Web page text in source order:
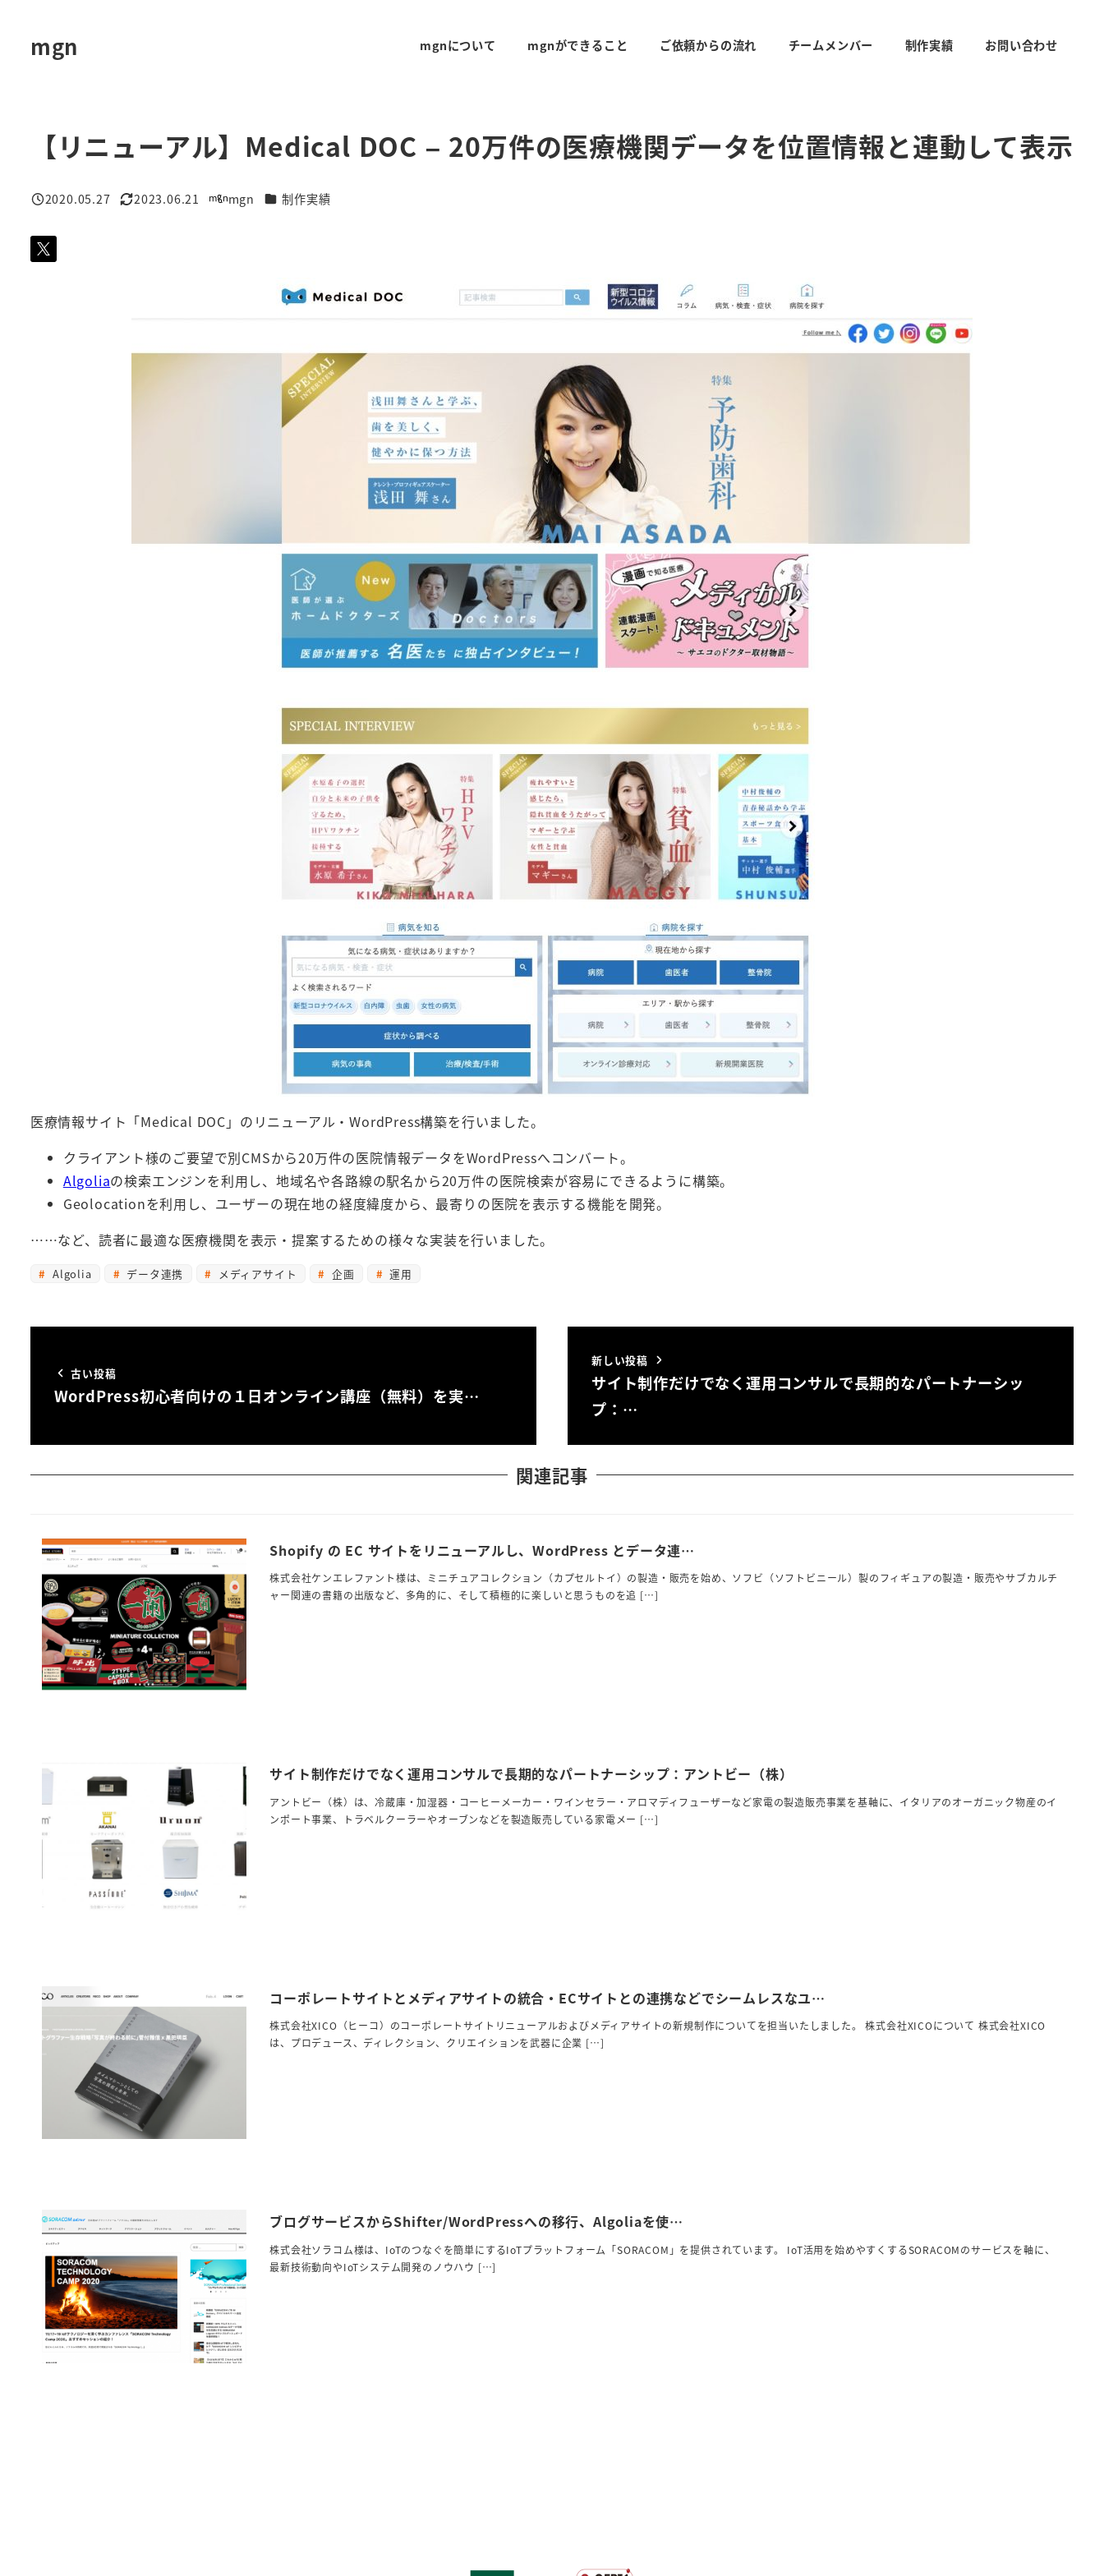
mgn mgnについて mgnができること ご依頼からの流れ チームメンバー 制作実績 お問い合わせ
【リニューアル】Medical DOC – 20万件の医療機関データを位置情報と連動して表示
投稿日
2020.05.27
更新日
2023.06.21
著
mgn カテゴリー
制作実績
医療情報サイト「Medical DOC」のリニューアル・WordPress構築を行いました。
クライアント様のご要望で別CMSから20万件の医院情報データをWordPressへコンバート。
Algoliaの検索エンジンを利用し、地域名や各路線の駅名から20万件の医院検索が容易にできるように構築。
Geolocationを利用し、ユーザーの現在地の経度緯度から、最寄りの医院を表示する機能を開発。
……など、読者に最適な医療機関を表示・提案するための様々な実装を行いました。
Algolia データ連携 メディアサイト 企画 運用
古い投稿
WordPress初心者向けの１日オンライン講座（無料）を実…
新しい投稿
サイト制作だけでなく運用コンサルで長期的なパートナーシッ
プ：…
関連記事
Shopify の EC サイトをリニューアルし、WordPress とデータ連…
株式会社ケンエレファント様は、ミニチュアコレクション（カプセルトイ）の製造・販売を始め、ソフビ（ソフトビニール）製のフィギュアの製造・販売やサブカルチ
ャー関連の書籍の出版など、多角的に、そして積極的に楽しいと思うものを追 […]
サイト制作だけでなく運用コンサルで長期的なパートナーシップ：アントビー（株）
アントビー（株）は、冷蔵庫・加湿器・コーヒーメーカー・ワインセラー・アロマディフューザーなど家電の製造販売事業を基軸に、イタリアのオーガニック物産のイ
ンポート事業、トラベルクーラーやオーブンなどを製造販売している家電メー […]
コーポレートサイトとメディアサイトの統合・ECサイトとの連携などでシームレスなユ…
株式会社XICO（ヒーコ）のコーポレートサイトリニューアルおよびメディアサイトの新規制作についてを担当いたしました。 株式会社XICOについて 株式会社XICO
は、プロデュース、ディレクション、クリエイションを武器に企業 […]
ブログサービスからShifter/WordPressへの移行、Algoliaを使…
株式会社ソラコム様は、IoTのつなぐを簡単にするIoTプラットフォーム「SORACOM」を提供されています。 IoT活用を始めやすくするSORACOMのサービスを軸に、
最新技術動向やIoTシステム開発のノウハウ […]